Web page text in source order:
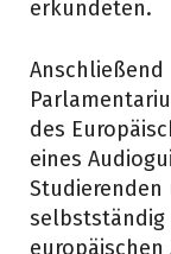
erkundeten.
Anschließend
des
eines
Studierenden
selbstständig